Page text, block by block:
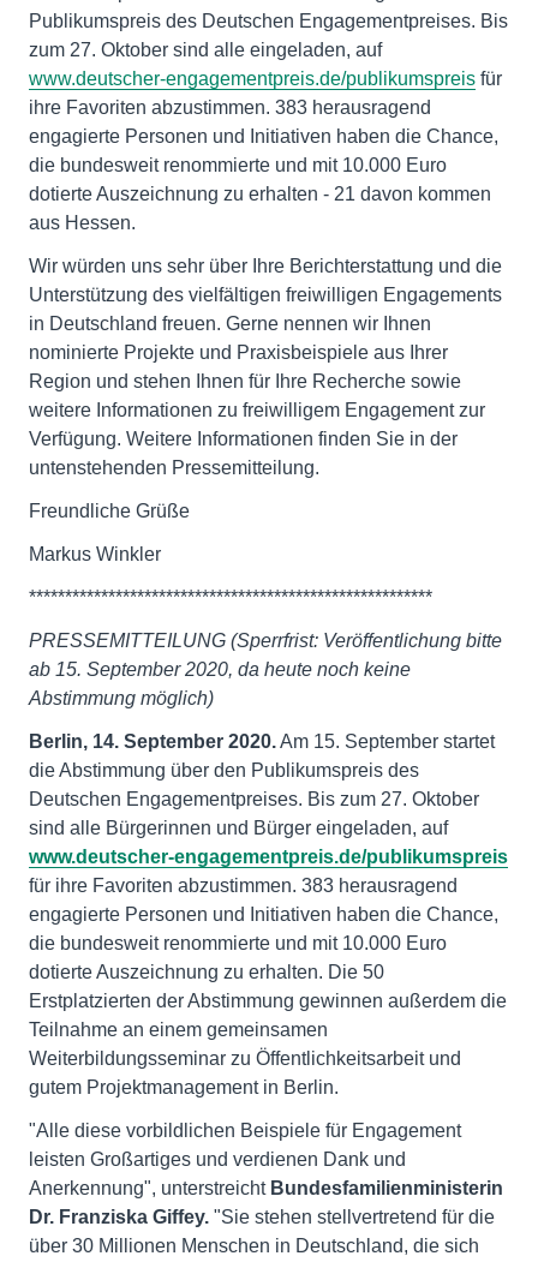
Publikumspreis des Deutschen Engagementpreises. Bis
zum 27. Oktober sind alle eingeladen, auf
www.deutscher-engagementpreis.de/publikumspreis für
ihre Favoriten abzustimmen. 383 herausragend
engagierte Personen und Initiativen haben die Chance,
die bundesweit renommierte und mit 10.000 Euro
dotierte Auszeichnung zu erhalten - 21 davon kommen
aus Hessen.
Wir würden uns sehr über Ihre Berichterstattung und die
Unterstützung des vielfältigen freiwilligen Engagements
in Deutschland freuen. Gerne nennen wir Ihnen
nominierte Projekte und Praxisbeispiele aus Ihrer
Region und stehen Ihnen für Ihre Recherche sowie
weitere Informationen zu freiwilligem Engagement zur
Verfügung. Weitere Informationen finden Sie in der
untenstehenden Pressemitteilung.
Freundliche Grüße
Markus Winkler
********************************************************
PRESSEMITTEILUNG (Sperrfrist: Veröffentlichung bitte
ab 15. September 2020, da heute noch keine
Abstimmung möglich)
Berlin, 14. September 2020.Am 15. September startet
die Abstimmung über den Publikumspreis des
Deutschen Engagementpreises. Bis zum 27. Oktober
sind alle Bürgerinnen und Bürger eingeladen, auf
www.deutscher-engagementpreis.de/publikumspreis
für ihre Favoriten abzustimmen. 383 herausragend
engagierte Personen und Initiativen haben die Chance,
die bundesweit renommierte und mit 10.000 Euro
dotierte Auszeichnung zu erhalten. Die 50
Erstplatzierten der Abstimmung gewinnen außerdem die
Teilnahme an einem gemeinsamen
Weiterbildungsseminar zu Öffentlichkeitsarbeit und
gutem Projektmanagement in Berlin.
"Alle diese vorbildlichen Beispiele für Engagement
leisten Großartiges und verdienen Dank und
Anerkennung", unterstreicht Bundesfamilienministerin
Dr. Franziska Giffey. "Sie stehen stellvertretend für die
über 30 Millionen Menschen in Deutschland, die sich